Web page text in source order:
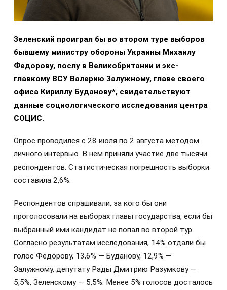
Зеленский проиграл бы во втором туре выборов
бывшему министру обороны Украины Михаилу
Федорову, послу в Великобритании и экс-
главкому ВСУ Валерию Залужному, главе своего
офиса Кириллу Буданову*, свидетельствуют
данные социологического исследования центра
СОЦИС.
Опрос проводился с 28 июля по 2 августа методом
личного интервью. В нём приняли участие две тысячи
респондентов. Статистическая погрешность выборки
составила 2,6%.
Респондентов спрашивали, за кого бы они
проголосовали на выборах главы государства, если бы
выбранный ими кандидат не попал во второй тур.
Согласно результатам исследования, 14% отдали бы
голос Федорову, 13,6% — Буданову, 12,9% —
Залужному, депутату Рады Дмитрию Разумкову —
5,5%, Зеленскому — 5,5%. Менее 5% голосов досталось